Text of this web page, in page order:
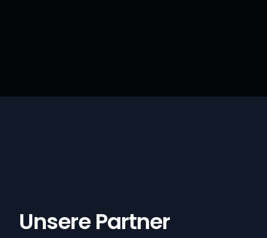
Unsere Partner